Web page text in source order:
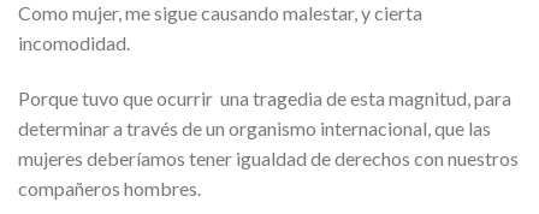
Como mujer, me sigue causando malestar, y cierta
incomodidad.
Porque tuvo que ocurrir una tragedia de esta magnitud, para
determinar a través de un organismo internacional, que las
mujeres deberíamos tener igualdad de derechos con nuestros
compañeros hombres.